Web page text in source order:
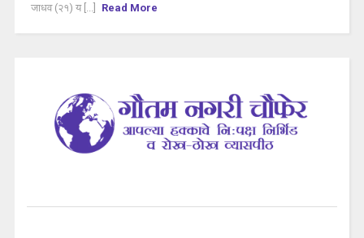
जाधव (२१) य [...]
Read More